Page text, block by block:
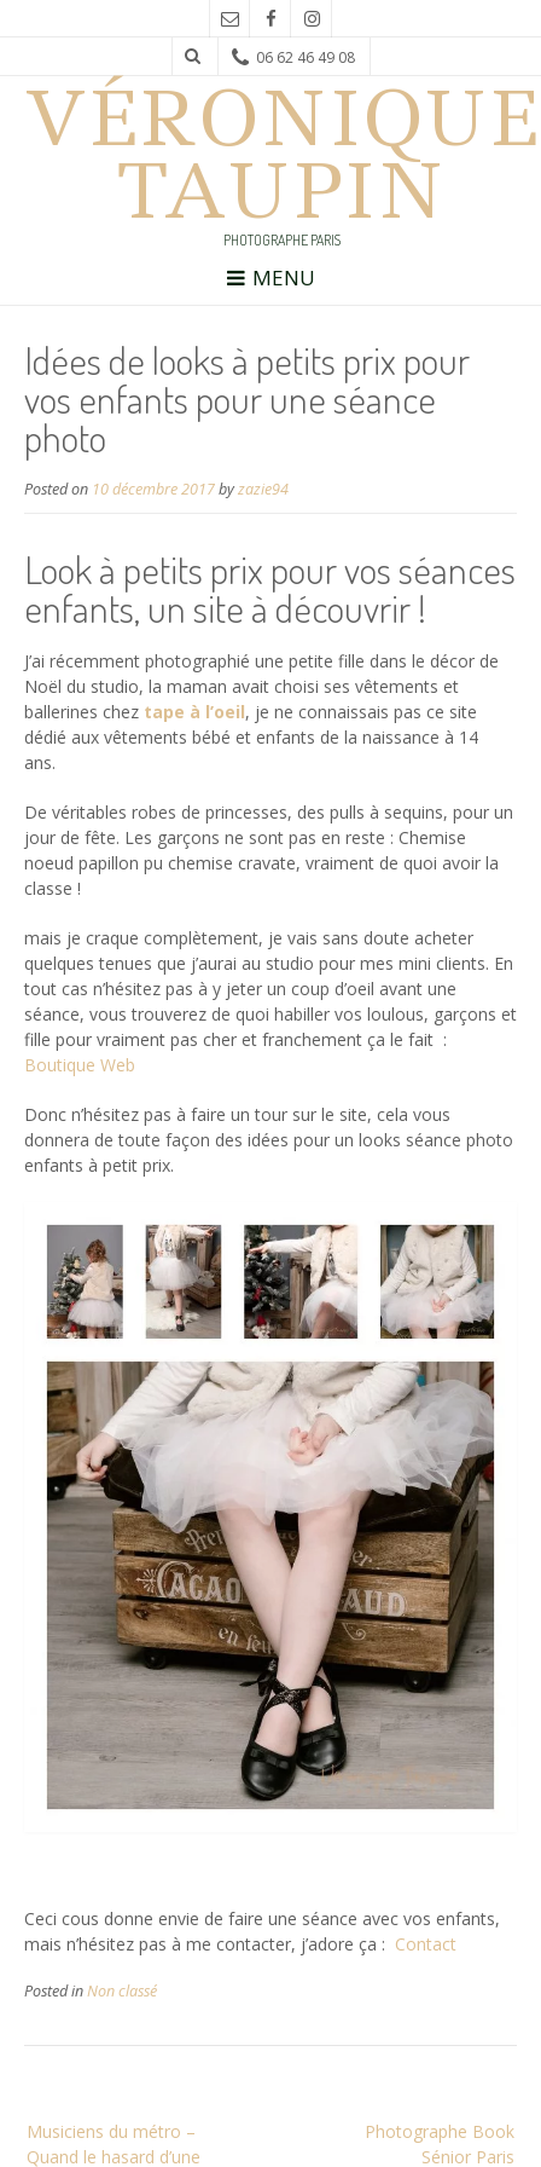
06 62 46 49 08
VÉRONIQUE
TAUPIN
PHOTOGRAPHE PARIS
MENU
Idées de looks à petits prix pour
vos enfants pour une séance
photo
Posted on 10 décembre 2017byzazie94
Look à petits prix pour vos séances
enfants, un site à découvrir !
J’ai récemment photographié une petite fille dans le décor de
Noël du studio, la maman avait choisi ses vêtements et
ballerines chez tape à l’oeil, je ne connaissais pas ce site
dédié aux vêtements bébé et enfants de la naissance à 14
ans.
De véritables robes de princesses, des pulls à sequins, pour un
jour de fête. Les garçons ne sont pas en reste : Chemise
noeud papillon pu chemise cravate, vraiment de quoi avoir la
classe !
mais je craque complètement, je vais sans doute acheter
quelques tenues que j’aurai au studio pour mes mini clients. En
tout cas n’hésitez pas à y jeter un coup d’oeil avant une
séance, vous trouverez de quoi habiller vos loulous, garçons et
fille pour vraiment pas cher et franchement ça le fait :
Boutique Web
Donc n’hésitez pas à faire un tour sur le site, cela vous
donnera de toute façon des idées pour un looks séance photo
enfants à petit prix.
Ceci cous donne envie de faire une séance avec vos enfants,
mais n’hésitez pas à me contacter, j’adore ça : Contact
Posted inNon classé
de
Photographe Book
Sénior Paris
Musiciens du métro –
Quand le hasard d’une